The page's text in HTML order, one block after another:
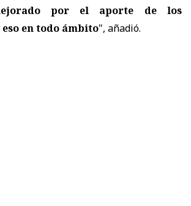
por el aporte de los
en todo ámbito", añadió.